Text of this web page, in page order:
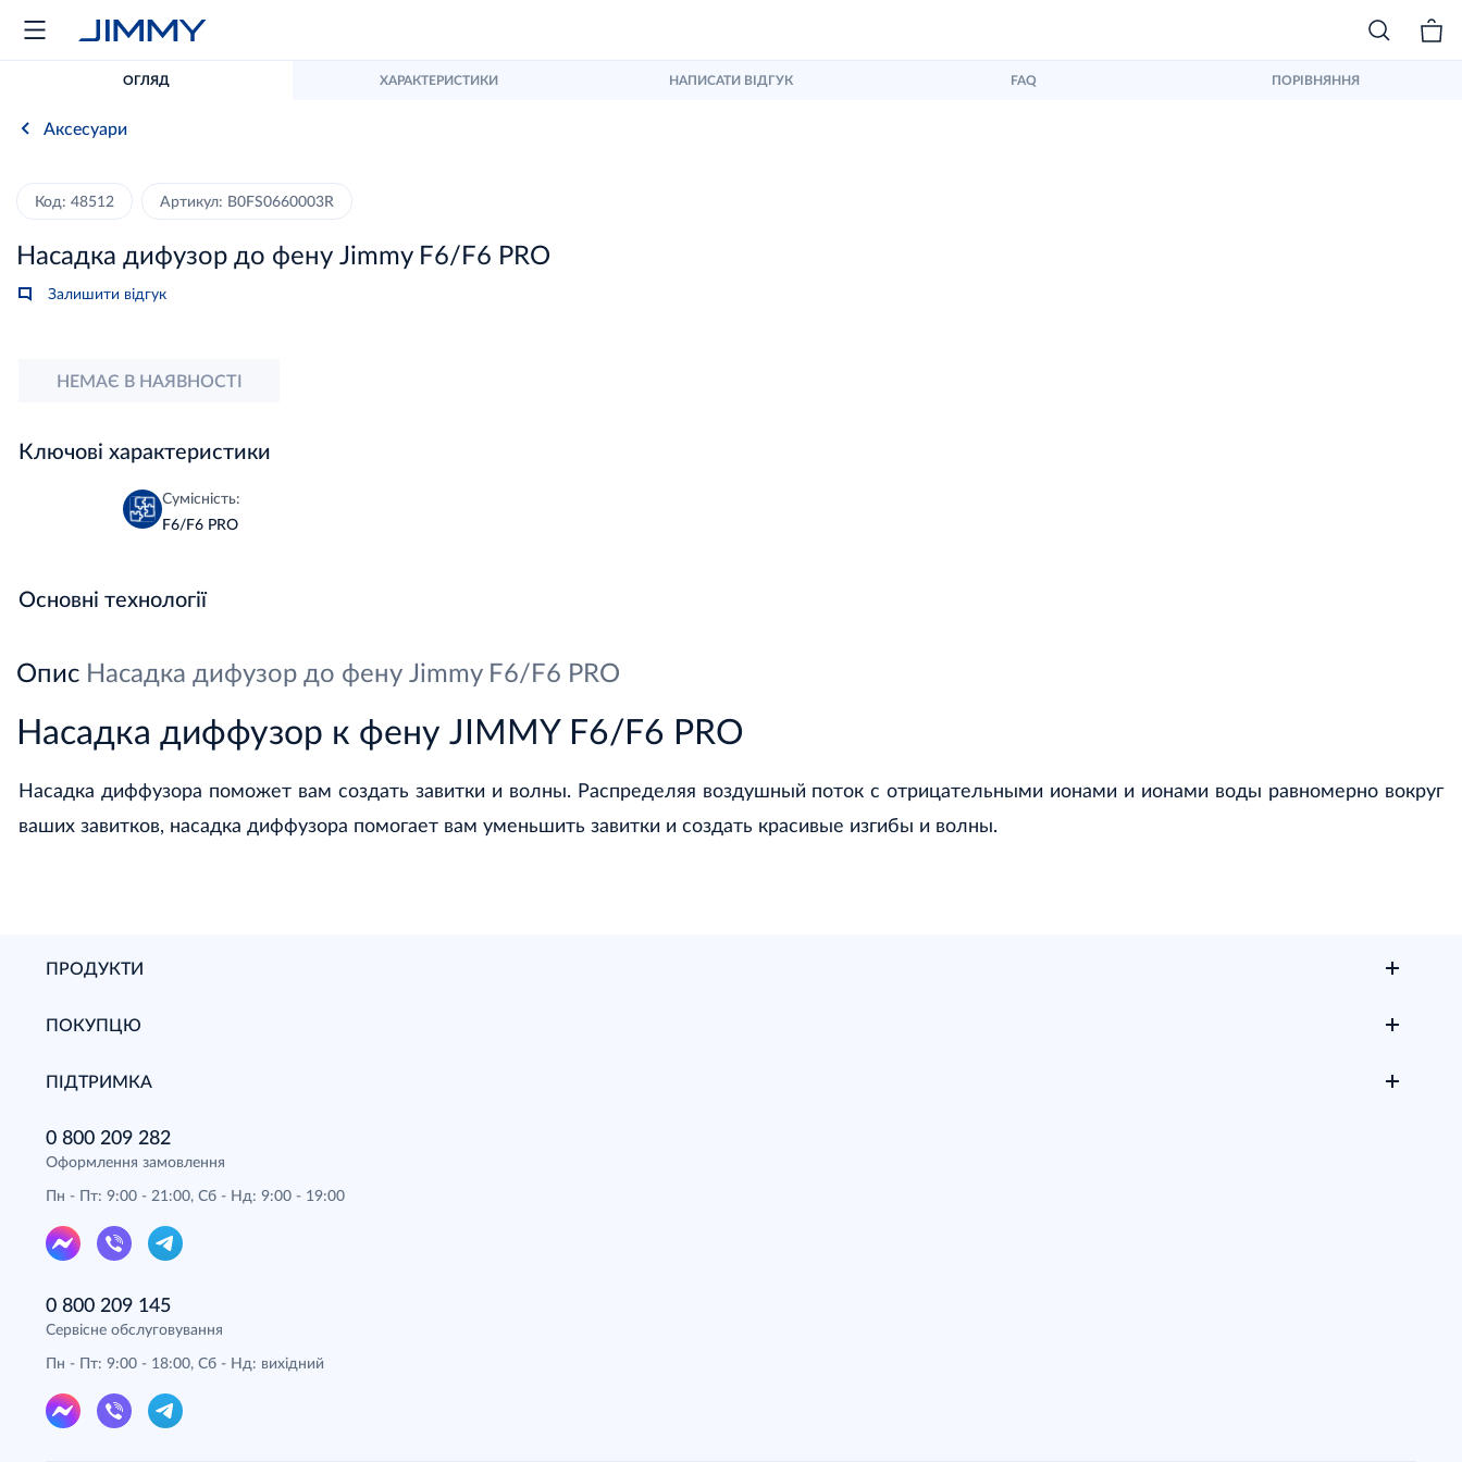
ОГЛЯД ХАРАКТЕРИСТИКИ НАПИСАТИ ВІДГУК FAQ ПОРІВНЯННЯ
Аксесуари
Код: 48512 Артикул: B0FS0660003R
Насадка дифузор до фену Jimmy F6/F6 PRO
Залишити відгук
НЕМАЄ В НАЯВНОСТІ
Ключові характеристики
Сумісність:
F6/F6 PRO
Основні технології
Опис Насадка дифузор до фену Jimmy F6/F6 PRO
Насадка диффузор к фену JIMMY F6/F6 PRO
Насадка диффузора поможет вам создать завитки и волны. Распределяя воздушный поток с отрицательными ионами и ионами воды равномерно вокруг
ваших завитков, насадка диффузора помогает вам уменьшить завитки и создать красивые изгибы и волны.
ПРОДУКТИ
ПОКУПЦЮ
ПІДТРИМКА
0 800 209 282
Оформлення замовлення
Пн - Пт: 9:00 - 21:00, Сб - Нд: 9:00 - 19:00
0 800 209 145
Сервісне обслуговування
Пн - Пт: 9:00 - 18:00, Сб - Нд: вихідний